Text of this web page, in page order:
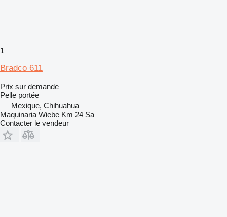
1
Bradco 611
Prix sur demande
Pelle portée
Mexique, Chihuahua
Maquinaria Wiebe Km 24 Sa
Contacter le vendeur